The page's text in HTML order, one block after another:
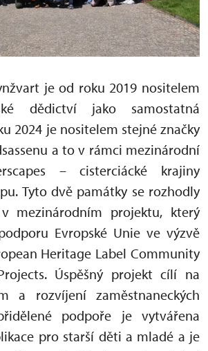
je od roku 2019 nositelem
dědictví jako samostatná
2024 je nositelem stejné značky
a to v rámci mezinárodní
– cisterciácké krajiny
Tyto dvě památky se rozhodly
mezinárodním projektu, který
Evropské Unie ve výzvě
Heritage Label Community
Úspěšný projekt cílí na
a rozvíjení zaměstnaneckých
podpoře je vytvářena
pro starší děti a mladé a je